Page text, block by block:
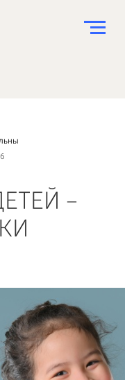
–